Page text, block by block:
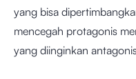
yang bisa
mencegah protagonis
yang diinginkan